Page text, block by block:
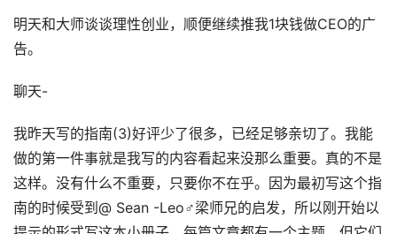
明天和大师谈谈理性创业，顺便继续推我1块钱做CEO的广
告。
聊天-
我昨天写的指南(3)好评少了很多，已经足够亲切了。我能
做的第一件事就是我写的内容看起来没那么重要。真的不是
这样。没有什么不重要，只要你不在乎。因为最初写这个指
南的时候受到@ Sean -Leo♂梁师兄的启发，所以刚开始以